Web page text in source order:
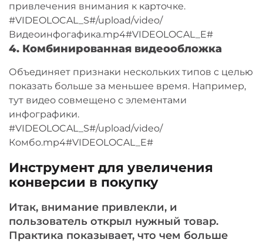
привлечения внимания к карточке.
#VIDEOLOCAL_S#/upload/video/
Видеоинфогафика.mp4#VIDEOLOCAL_E#
4. Комбинированная видеообложка
Объединяет признаки нескольких типов с целью
показать больше за меньшее время. Например,
тут видео совмещено с элементами
инфографики.
#VIDEOLOCAL_S#/upload/video/
Комбо.mp4#VIDEOLOCAL_E#
Инструмент для увеличения
конверсии в покупку
Итак, внимание привлекли, и
пользователь открыл нужный товар.
Практика показывает, что чем больше